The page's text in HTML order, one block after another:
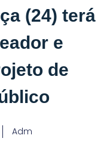
(24) terá
e
de
Adm